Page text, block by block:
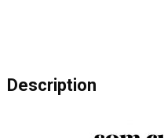
Description